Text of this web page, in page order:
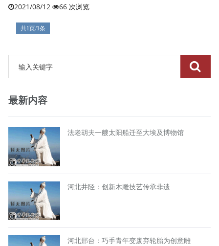
2021/08/12 66 次浏览
共1页/1条
最新内容
法老胡夫一艘太阳船迁至大埃及博物馆
河北井陉：创新木雕技艺传承非遗
河北邢台：巧手青年变废弃轮胎为创意雕